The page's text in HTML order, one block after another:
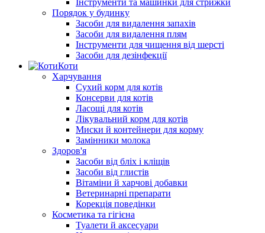
Порядок у будинку
Засоби для видалення запахів
Засоби для видалення плям
Інструменти для чищення від шерсті
Засоби для дезінфекції
Коти
Харчування
Сухий корм для котів
Консерви для котів
Ласощі для котів
Лікувальний корм для котів
Миски й контейнери для корму
Замінники молока
Здоров'я
Засоби від бліх і кліщів
Засоби від глистів
Вітаміни й харчові добавки
Ветеринарні препарати
Корекція поведінки
Косметика та гігієна
Туалети й аксесуари